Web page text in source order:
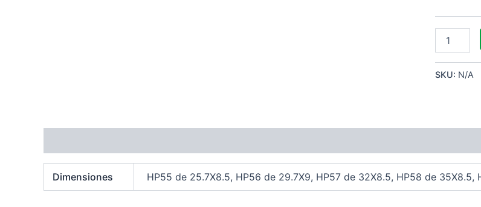
SKU: N/A
Dimensiones HP55 de 25.7X8.5, HP56 de 29.7X9, HP57 de 32X8.5, HP58 de 35X8.5,